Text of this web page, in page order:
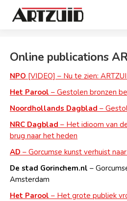
Online publications
NPO [VIDEO] – Nu te zien:
Het Parool – Gestolen bronzen
Noordhollands Dagblad –
NRC Dagblad – Het idioom van
brug naar het heden
AD – Gorcumse kunst verhuist
De stad Gorinchem.nl –
Amsterdam
Het Parool – Het grote publiek